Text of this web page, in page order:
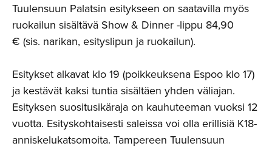
Tuulensuun Palatsin esitykseen on saatavilla myös
ruokailun sisältävä Show & Dinner -lippu 84,90
€ (sis. narikan, esityslipun ja ruokailun).
Esitykset alkavat klo 19 (poikkeuksena Espoo klo 17)
ja kestävät kaksi tuntia sisältäen yhden väliajan.
Esityksen suositusikäraja on kauhuteeman vuoksi 12
vuotta. Esityskohtaisesti saleissa voi olla erillisiä K18-
anniskelukatsomoita. Tampereen Tuulensuun